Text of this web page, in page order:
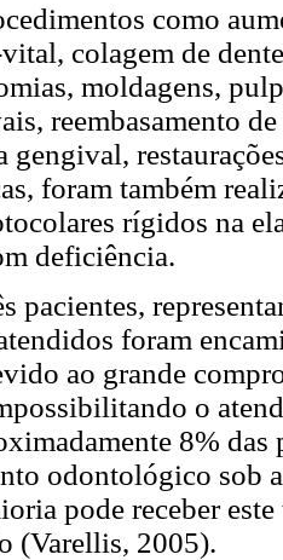
como
colagem de
moldagens,
reembasamento
gengival,
foram também
rígidos na
deficiência.
pacientes,
foram
ao grande
o
8% das
odontológico sob
pode receber
(Varellis, 2005).